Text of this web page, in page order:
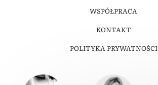
WSPÓŁPRACA
KONTAKT
POLITYKA PRYWATNOŚCI